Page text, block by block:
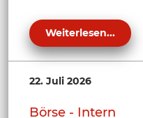
Weiterlesen...
22. Juli 2026
Börse - Intern